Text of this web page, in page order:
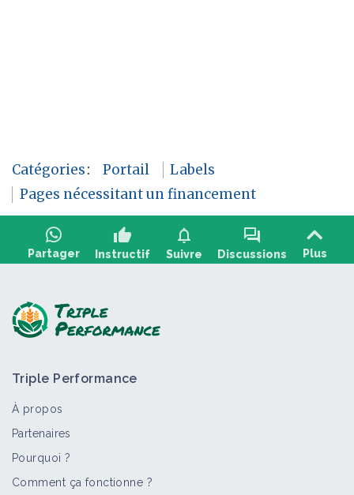
Catégories: Portail
Labels
Pages nécessitant un financement
Partager
thumb_up
Instructif
notifications
Suivre
forum
Discussions Plus
Triple Performance
À propos
Partenaires
Pourquoi ?
Comment ça fonctionne ?